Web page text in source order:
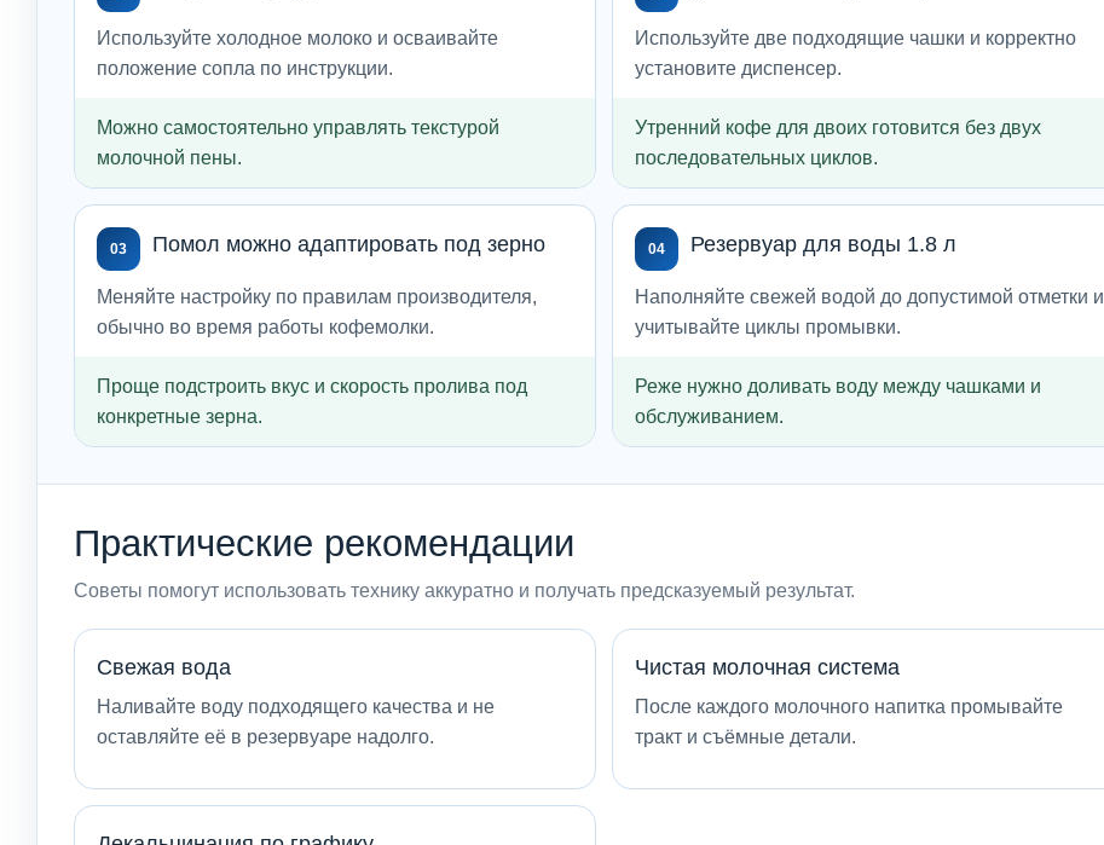
Используйте холодное молоко и осваивайте
положение сопла по инструкции.
Можно самостоятельно управлять текстурой
молочной пены.
Используйте две подходящие чашки и корректно
установите диспенсер.
Утренний кофе для двоих готовится без двух
последовательных циклов.
03 Помол можно адаптировать под зерно
Меняйте настройку по правилам производителя,
обычно во время работы кофемолки.
Проще подстроить вкус и скорость пролива под
конкретные зерна.
04 Резервуар для воды 1.8 л
Наполняйте свежей водой до допустимой отметки и
учитывайте циклы промывки.
Реже нужно доливать воду между чашками и
обслуживанием.
Практические рекомендации
Советы помогут использовать технику аккуратно и получать предсказуемый результат.
Свежая вода
Наливайте воду подходящего качества и не
оставляйте её в резервуаре надолго.
Чистая молочная система
После каждого молочного напитка промывайте
тракт и съёмные детали.